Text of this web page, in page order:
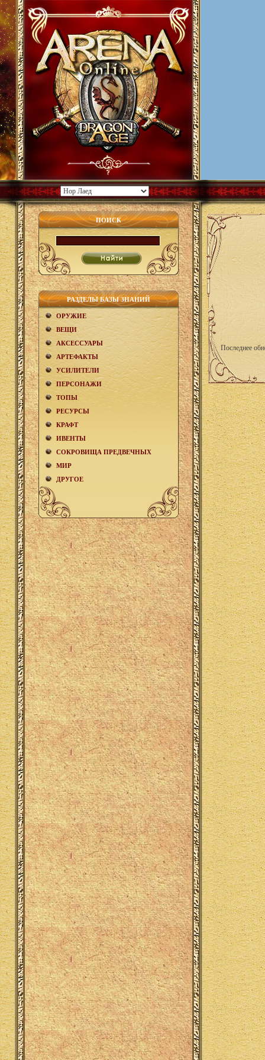
ПОИСК
РАЗДЕЛЫ БАЗЫ ЗНАНИЙ
ОРУЖИЕ
ВЕЩИ
АКCЕСCУАРЫ
АРТЕФАКТЫ
УСИЛИТЕЛИ
ПЕРСОНАЖИ
ТОПЫ
РЕСУРСЫ
КРАФТ
ИВЕНТЫ
СОКРОВИЩА ПРЕДВЕЧНЫХ
МИР
ДРУГОЕ
Последнее